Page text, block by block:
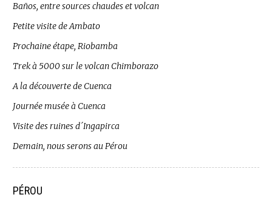
Baños, entre sources chaudes et volcan
Petite visite de Ambato
Prochaine étape, Riobamba
Trek à 5000 sur le volcan Chimborazo
A la découverte de Cuenca
Journée musée à Cuenca
Visite des ruines d´Ingapirca
Demain, nous serons au Pérou
PÉROU